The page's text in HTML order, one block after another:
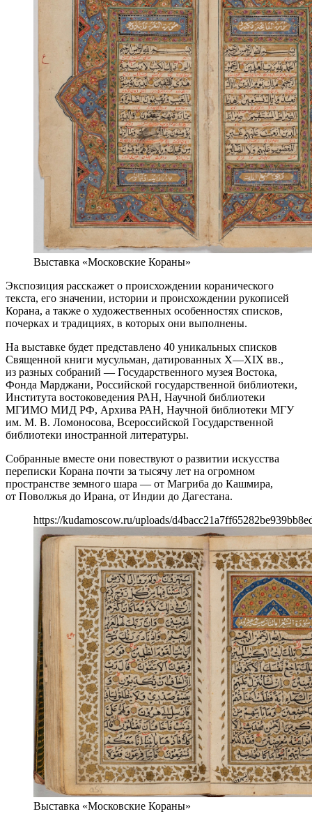
Выставка «Московские Кораны»
Экспозиция расскажет о происхождении коранического
текста, его значении, истории и происхождении рукописей
Корана, а также о художественных особенностях списков,
почерках и традициях, в которых они выполнены.
На выставке будет представлено 40 уникальных списков
Священной книги мусульман, датированных X—XIX вв.,
из разных собраний — Государственного музея Востока,
Фонда Марджани, Российской государственной библиотеки,
Института востоковедения РАН, Научной библиотеки
МГИМО МИД РФ, Архива РАН, Научной библиотеки МГУ
им. М. В. Ломоносова, Всероссийской Государственной
библиотеки иностранной литературы.
Собранные вместе они повествуют о развитии искусства
переписки Корана почти за тысячу лет на огромном
пространстве земного шара — от Магриба до Кашмира,
от Поволжья до Ирана, от Индии до Дагестана.
https://kudamoscow.ru/uploads/
Выставка «Московские Кораны»